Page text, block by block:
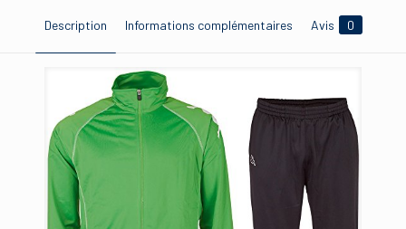
Description Informations complémentaires Avis 0